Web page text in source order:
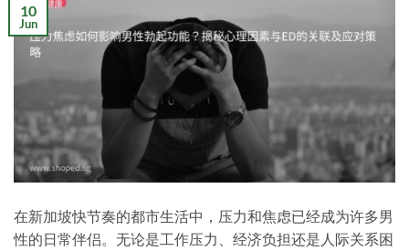
10
Jun
在新加坡快节奏的都市生活中，压力和焦虑已经成为许多男
性的日常伴侣。无论是工作压力、经济负担还是人际关系困